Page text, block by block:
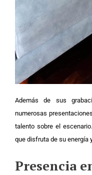
Además de sus
numerosas
talento sobre el
que disfruta de su energía
Presencia